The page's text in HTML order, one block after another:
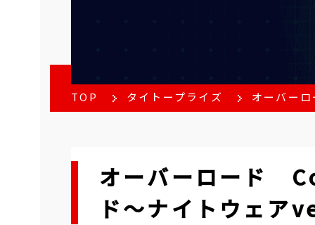
TOP タイトープライズ オーバー
オーバーロード
ド～ナイトウェ